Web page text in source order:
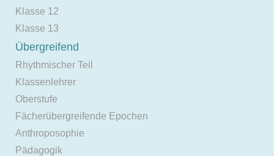
Klasse 12
Klasse 13
Übergreifend
Rhythmischer Teil
Klassenlehrer
Oberstufe
Fächerübergreifende Epochen
Anthroposophie
Pädagogik